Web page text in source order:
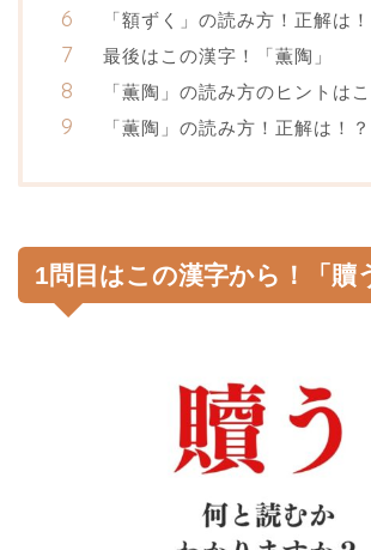
「額ずく」の読み方！正解は！
最後はこの漢字！「薫陶」
「薫陶」の読み方のヒントは
「薫陶」の読み方！正解は！？
1問目はこの漢字から！「贖